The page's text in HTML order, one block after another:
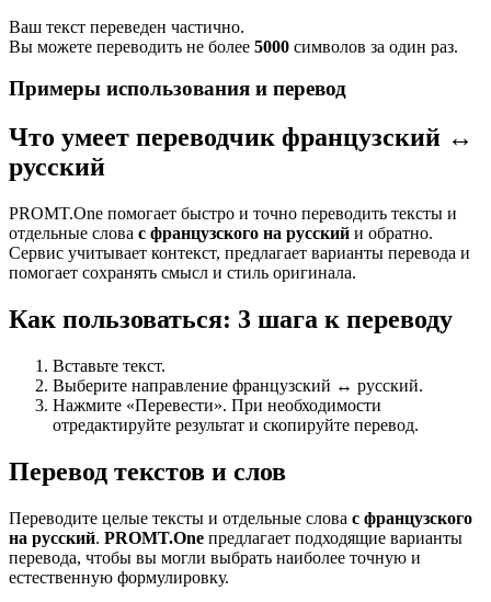
Ваш текст переведен частично.
Вы можете переводить не более 5000 символов за один раз.
Примеры использования и перевод
Что умеет переводчик французский ↔
русский
PROMT.One помогает быстро и точно переводить тексты и
отдельные слова с французского на русский и обратно.
Сервис учитывает контекст, предлагает варианты перевода и
помогает сохранять смысл и стиль оригинала.
Как пользоваться: 3 шага к переводу
Вставьте текст.
Выберите направление французский ↔ русский.
Нажмите «Перевести». При необходимости
отредактируйте результат и скопируйте перевод.
Перевод текстов и слов
Переводите целые тексты и отдельные слова с французского
на русский. PROMT.One предлагает подходящие варианты
перевода, чтобы вы могли выбрать наиболее точную и
естественную формулировку.